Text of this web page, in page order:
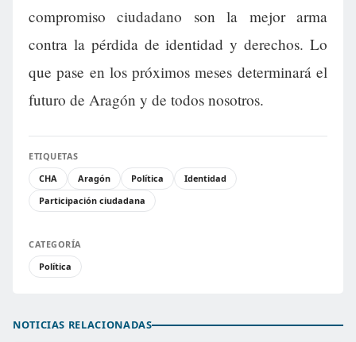
compromiso ciudadano son la mejor arma
contra la pérdida de identidad y derechos. Lo
que pase en los próximos meses determinará el
futuro de Aragón y de todos nosotros.
ETIQUETAS
CHA
Aragón Política
Identidad
Participación ciudadana
CATEGORÍA
Política
NOTICIAS RELACIONADAS